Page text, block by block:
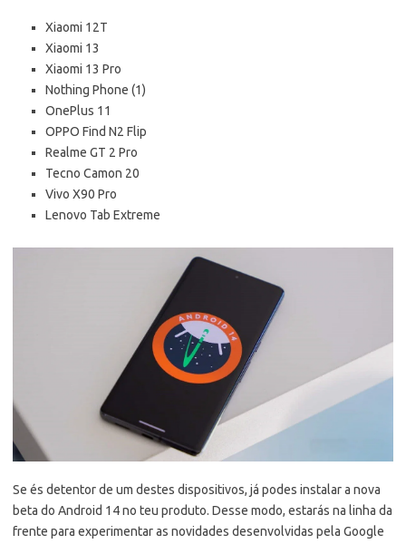
Xiaomi 12T
Xiaomi 13
Xiaomi 13 Pro
Nothing Phone (1)
OnePlus 11
OPPO Find N2 Flip
Realme GT 2 Pro
Tecno Camon 20
Vivo X90 Pro
Lenovo Tab Extreme
Se és detentor de um destes dispositivos, já podes instalar a nova
beta do Android 14 no teu produto. Desse modo, estarás na linha da
frente para experimentar as novidades desenvolvidas pela Google